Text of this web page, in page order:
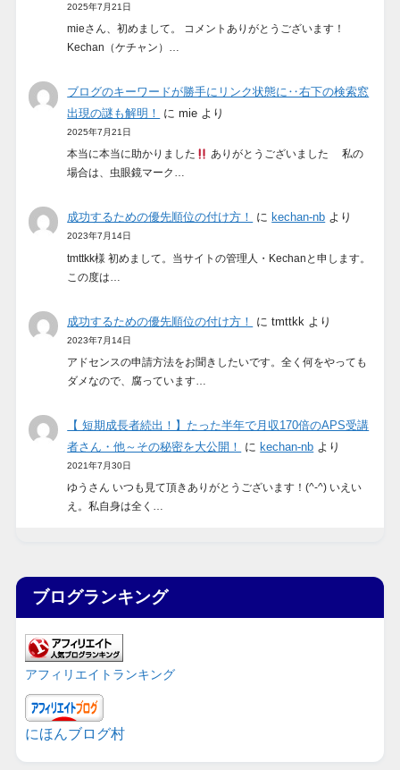
2025年7月21日
mieさん、初めまして。 コメントありがとうございます！
Kechan（ケチャン）…
ブログのキーワードが勝手にリンク状態に‥右下の検索窓
出現の謎も解明！
にmie より
2025年7月21日
本当に本当に助かりました
ありがとうございました 私の
場合は、虫眼鏡マーク…
成功するための優先順位の付け方！ に kechan-nb より
2023年7月14日
tmttkk様 初めまして。当サイトの管理人・Kechanと申します。
この度は…
成功するための優先順位の付け方！ にtmttkk より
2023年7月14日
アドセンスの申請方法をお聞きしたいです。全く何をやっても
ダメなので、腐っています…
【 短期成長者続出！】たった半年で月収170倍のAPS受講
者さん・他～その秘密を大公開！
に kechan-nb より
2021年7月30日
ゆうさん いつも見て頂きありがとうございます！(^-^) いえい
え。私自身は全く…
ブログランキング
アフィリエイトランキング
にほんブログ村